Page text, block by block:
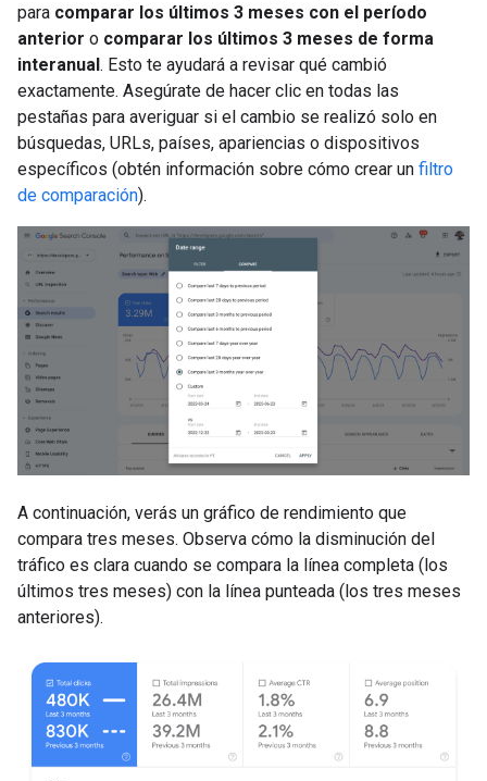
para comparar los últimos 3 meses con el período
anterior o comparar los últimos 3 meses de forma
interanual. Esto te ayudará a revisar qué cambió
exactamente. Asegúrate de hacer clic en todas las
pestañas para averiguar si el cambio se realizó solo en
búsquedas, URLs, países, apariencias o dispositivos
específicos (obtén información sobre cómo crear un filtro
de comparación).
A continuación, verás un gráfico de rendimiento que
compara tres meses. Observa cómo la disminución del
tráfico es clara cuando se compara la línea completa (los
últimos tres meses) con la línea punteada (los tres meses
anteriores).